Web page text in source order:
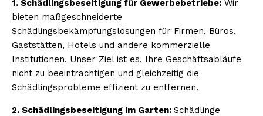
1. Schädlingsbeseitigung für Gewerbebetriebe: Wir
bieten maßgeschneiderte
Schädlingsbekämpfungslösungen für Firmen, Büros,
Gaststätten, Hotels und andere kommerzielle
Institutionen. Unser Ziel ist es, Ihre Geschäftsabläufe
nicht zu beeinträchtigen und gleichzeitig die
Schädlingsprobleme effizient zu entfernen.
2. Schädlingsbeseitigung im Garten: Schädlinge